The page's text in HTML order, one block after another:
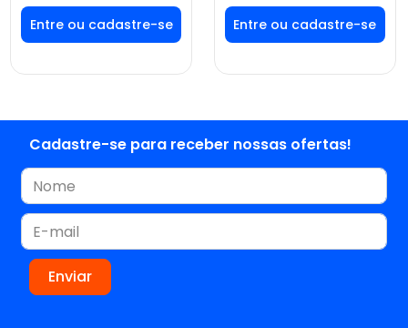
Faça seu login ou
cadastre-se para
ver preços e
Faça seu login ou
cadastre-se para
ver preços e
Cadastre-se para receber nossas ofertas!